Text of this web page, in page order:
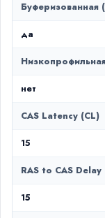
Буферизованная
да
нет
CAS Latency (CL)
15
RAS to CAS Delay
15